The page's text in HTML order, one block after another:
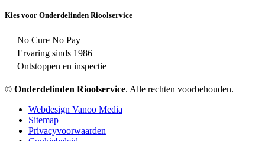
Kies voor Onderdelinden Rioolservice
No Cure No Pay
Ervaring sinds 1986
Ontstoppen en inspectie
© Onderdelinden Rioolservice. Alle rechten voorbehouden.
Webdesign Vanoo Media
Sitemap
Privacyvoorwaarden